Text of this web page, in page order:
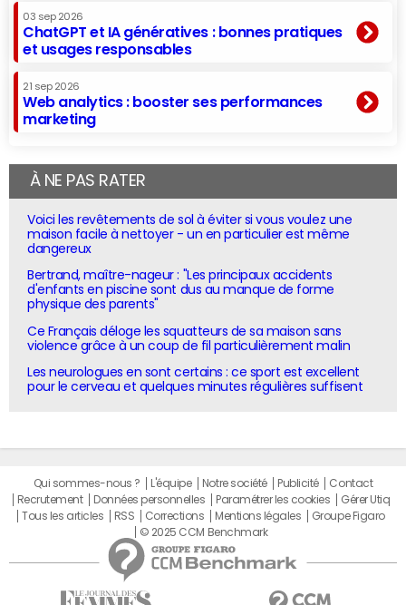
03 sep 2026
ChatGPT et IA génératives : bonnes pratiques
et usages responsables
21 sep 2026
Web analytics : booster ses performances
marketing
À NE PAS RATER
Voici les revêtements de sol à éviter si vous voulez une
maison facile à nettoyer - un en particulier est même
dangereux
Bertrand, maître-nageur : "Les principaux accidents
d'enfants en piscine sont dus au manque de forme
physique des parents"
Ce Français déloge les squatteurs de sa maison sans
violence grâce à un coup de fil particulièrement malin
Les neurologues en sont certains : ce sport est excellent
pour le cerveau et quelques minutes régulières suffisent
Qui sommes-nous ? L'équipe Notre société Publicité
Contact
Recrutement
Données personnelles Paramétrer les cookies
Gérer Utiq
Tous les articles
RSS Corrections Mentions légales
Groupe Figaro
© 2025 CCM Benchmark